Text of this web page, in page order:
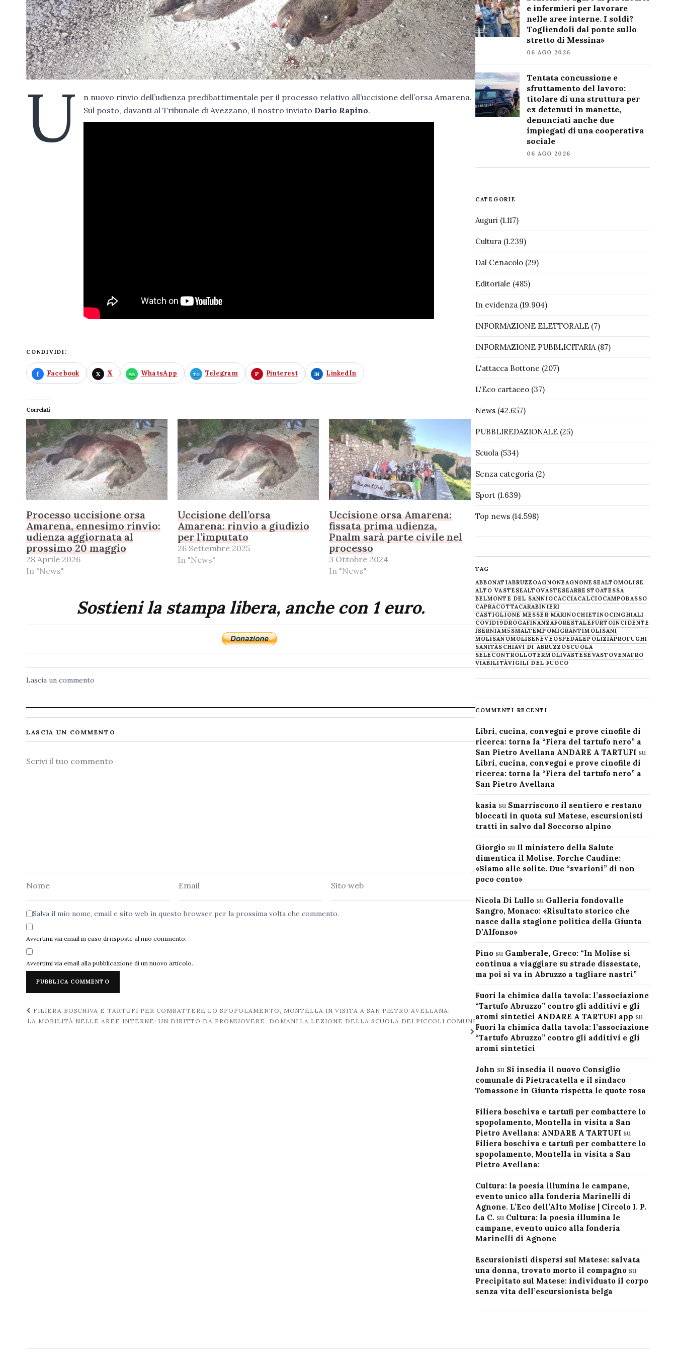
U
n nuovo rinvio dell’udienza predibattimentale per il processo relativo all’uccisione dell’orsa Amarena.
Sul posto, davanti al Tribunale di Avezzano, il nostro inviato Dario Rapino.
CONDIVIDI:
Facebook X WhatsApp Telegram Pinterest LinkedIn
Correlati
Processo uccisione orsa
Amarena, ennesimo rinvio:
udienza aggiornata al
prossimo 20 maggio
28 Aprile 2026
In "News"
Uccisione dell’orsa
Amarena: rinvio a giudizio
per l’imputato
26 Settembre 2025
In "News"
Uccisione orsa Amarena:
fissata prima udienza,
Pnalm sarà parte civile nel
processo
3 Ottobre 2024
In "News"
Sostieni la stampa libera, anche con 1 euro.
Lascia un commento
LASCIA UN COMMENTO
Commento
Salva il mio nome, email e sito web in questo browser per la prossima volta che commento.
Avvertimi via email in caso di risposte al mio commento.
Avvertimi via email alla pubblicazione di un nuovo articolo.
Navigazione
post
FILIERA BOSCHIVA E TARTUFI PER COMBATTERE LO SPOPOLAMENTO, MONTELLA IN VISITA A SAN PIETRO AVELLANA:
LA MOBILITÀ NELLE AREE INTERNE: UN DIRITTO DA PROMUOVERE. DOMANI LA LEZIONE DELLA SCUOLA DEI PICCOLI COMUNI
e infermieri per lavorare
nelle aree interne. I soldi?
Togliendoli dal ponte sullo
stretto di Messina»
06 AGO 2026
Tentata concussione e
sfruttamento del lavoro:
titolare di una struttura per
ex detenuti in manette,
denunciati anche due
impiegati di una cooperativa
sociale
06 AGO 2026
CATEGORIE
Auguri(1.117)
Cultura(1.239)
Dal Cenacolo(29)
Editoriale (485)
In evidenza(19.904)
INFORMAZIONE ELETTORALE(7)
INFORMAZIONE PUBBLICITARIA(87)
L'attacca Bottone (207)
L'Eco cartaceo(37)
News(42.657)
PUBBLIREDAZIONALE(25)
Scuola(534)
Senza categoria(2)
Sport(1.639)
Top news(14.598)
TAG
ABBONATIABRUZZOAGNONEAGNONESEALTOMOLISE
ALTO VASTESEALTOVASTESEARRESTOATESSA
BELMONTE DEL SANNIOCACCIACALCIOCAMPOBASSO
CAPRACOTTACARABINIERI
CASTIGLIONE MESSER MARINOCHIETINOCINGHIALI
COVID19DROGAFINANZAFORESTALEFURTOINCIDENTE
ISERNIAM5SMALTEMPOMIGRANTIMOLISANI
MOLISANOMOLISENEVE OSPEDALEPOLIZIAPROFUGHI
SANITÀSCHIAVI DI ABRUZZOSCUOLA
SELECONTROLLOTERMOLIVASTESE VASTOVENAFRO
VIABILITÀVIGILI DEL FUOCO
COMMENTI RECENTI
Libri, cucina, convegni e prove cinofile di
ricerca: torna la “Fiera del tartufo nero” a
San Pietro Avellana ANDARE A TARTUFI su
Libri, cucina, convegni e prove cinofile di
ricerca: torna la “Fiera del tartufo nero” a
San Pietro Avellana
kasia su Smarriscono il sentiero e restano
bloccati in quota sul Matese, escursionisti
tratti in salvo dal Soccorso alpino
Giorgiosu Il ministero della Salute
dimentica il Molise, Forche Caudine:
«Siamo alle solite. Due “svarioni” di non
poco conto»
Nicola Di Lullosu Galleria fondovalle
Sangro, Monaco: «Risultato storico che
nasce dalla stagione politica della Giunta
D’Alfonso»
Pinosu Gamberale, Greco: “In Molise si
continua a viaggiare su strade dissestate,
ma poi si va in Abruzzo a tagliare nastri”
Fuori la chimica dalla tavola: l’associazione
“Tartufo Abruzzo” contro gli additivi e gli
aromi sintetici ANDARE A TARTUFI app su
Fuori la chimica dalla tavola: l’associazione
“Tartufo Abruzzo” contro gli additivi e gli
aromi sintetici
John su Si insedia il nuovo Consiglio
comunale di Pietracatella e il sindaco
Tomassone in Giunta rispetta le quote rosa
Filiera boschiva e tartufi per combattere lo
spopolamento, Montella in visita a San
Pietro Avellana: ANDARE A TARTUFI su
Filiera boschiva e tartufi per combattere lo
spopolamento, Montella in visita a San
Pietro Avellana:
Cultura: la poesia illumina le campane,
evento unico alla fonderia Marinelli di
Agnone. L’Eco dell’Alto Molise | Circolo I. P.
La C. su Cultura: la poesia illumina le
campane, evento unico alla fonderia
Marinelli di Agnone
Escursionisti dispersi sul Matese: salvata
una donna, trovato morto il compagnosu
Precipitato sul Matese: individuato il corpo
senza vita dell’escursionista belga